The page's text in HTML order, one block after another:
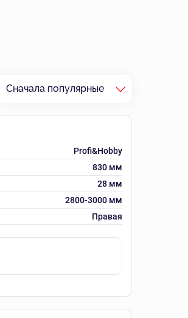
Сначала популярные
Profi&Hobby
830 мм
28 мм
2800-3000 мм
Правая